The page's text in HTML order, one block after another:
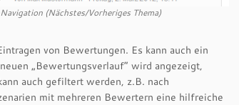
(Nächstes/Vorheriges Thema)
von Bewertungen. Es kann auch ein
„Bewertungsverlauf“ wird angezeigt,
auch gefiltert werden, z.B. nach
mit mehreren Bewertern eine hilfreiche